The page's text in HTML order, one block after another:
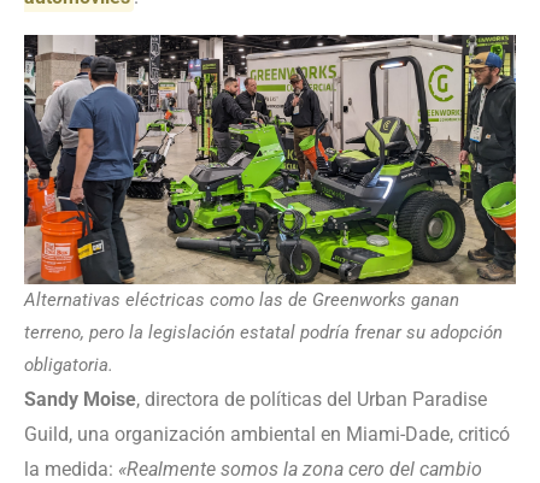
Alternativas eléctricas como las de Greenworks ganan
terreno, pero la legislación estatal podría frenar su adopción
obligatoria.
Sandy Moise, directora de políticas del Urban Paradise
Guild, una organización ambiental en Miami-Dade, criticó
la medida: «Realmente somos la zona cero del cambio